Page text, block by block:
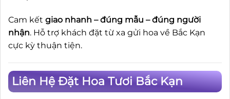
Cam kết giao nhanh – đúng mẫu – đúng người
nhận. Hỗ trợ khách đặt từ xa gửi hoa về Bắc Kạn
cực kỳ thuận tiện.
Liên Hệ Đặt Hoa Tươi Bắc Kạn